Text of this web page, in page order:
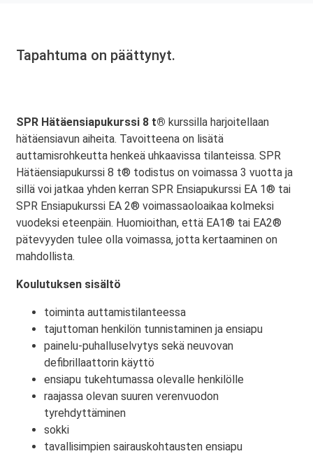
Tapahtuma on päättynyt.
SPR Hätäensiapukurssi 8 t® kurssilla harjoitellaan
hätäensiavun aiheita. Tavoitteena on lisätä
auttamisrohkeutta henkeä uhkaavissa tilanteissa. SPR
Hätäensiapukurssi 8 t® todistus on voimassa 3 vuotta ja
sillä voi jatkaa yhden kerran SPR Ensiapukurssi EA 1® tai
SPR Ensiapukurssi EA 2® voimassaoloaikaa kolmeksi
vuodeksi eteenpäin. Huomioithan, että EA1® tai EA2®
pätevyyden tulee olla voimassa, jotta kertaaminen on
mahdollista.
Koulutuksen sisältö
toiminta auttamistilanteessa
tajuttoman henkilön tunnistaminen ja ensiapu
painelu-puhalluselvytys sekä neuvovan
defibrillaattorin käyttö
ensiapu tukehtumassa olevalle henkilölle
raajassa olevan suuren verenvuodon
tyrehdyttäminen
sokki
tavallisimpien sairauskohtausten ensiapu